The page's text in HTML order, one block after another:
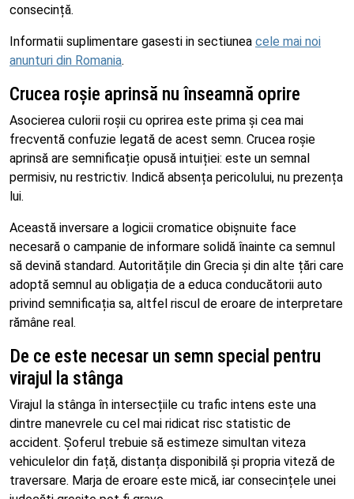
consecință.
Informatii suplimentare gasesti in sectiunea cele mai noi
anunturi din Romania.
Crucea roșie aprinsă nu înseamnă oprire
Asocierea culorii roșii cu oprirea este prima și cea mai
frecventă confuzie legată de acest semn. Crucea roșie
aprinsă are semnificație opusă intuiției: este un semnal
permisiv, nu restrictiv. Indică absența pericolului, nu prezența
lui.
Această inversare a logicii cromatice obișnuite face
necesară o campanie de informare solidă înainte ca semnul
să devină standard. Autoritățile din Grecia și din alte țări care
adoptă semnul au obligația de a educa conducătorii auto
privind semnificația sa, altfel riscul de eroare de interpretare
rămâne real.
De ce este necesar un semn special pentru
virajul la stânga
Virajul la stânga în intersecțiile cu trafic intens este una
dintre manevrele cu cel mai ridicat risc statistic de
accident. Șoferul trebuie să estimeze simultan viteza
vehiculelor din față, distanța disponibilă și propria viteză de
traversare. Marja de eroare este mică, iar consecințele unei